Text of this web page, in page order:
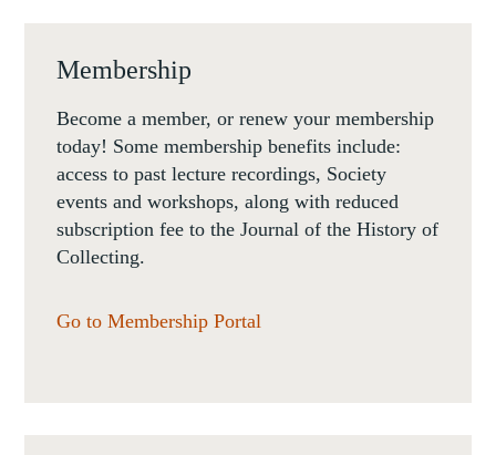
Membership
Become a member, or renew your membership
today! Some membership benefits include:
access to past lecture recordings, Society
events and workshops, along with reduced
subscription fee to the Journal of the History of
Collecting.
Go to Membership Portal